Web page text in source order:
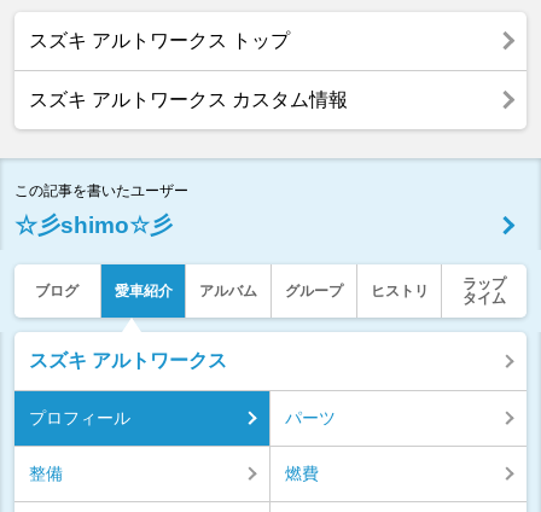
スズキ アルトワークス トップ
スズキ アルトワークス カスタム情報
この記事を書いたユーザー
☆彡shimo☆彡
ブログ 愛車紹介 アルバム グループ ヒストリ
ラップ
タイム
スズキ アルトワークス
プロフィール パーツ
整備 燃費